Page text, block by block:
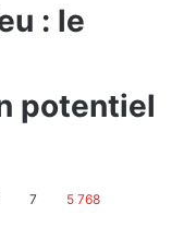
: le
potentiel
7 5 768